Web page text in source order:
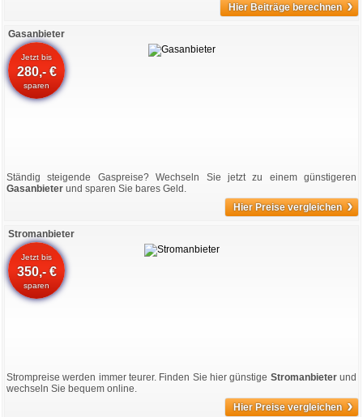
Hier Beiträge berechnen ›
Gasanbieter
Jetzt bis
280,- €
sparen
Ständig steigende Gaspreise? Wechseln Sie jetzt zu einem günstigeren
Gasanbieter und sparen Sie bares Geld.
Hier Preise vergleichen ›
Stromanbieter
Jetzt bis
350,- €
sparen
Strompreise werden immer teurer. Finden Sie hier günstige Stromanbieterund
wechseln Sie bequem online.
Hier Preise vergleichen ›